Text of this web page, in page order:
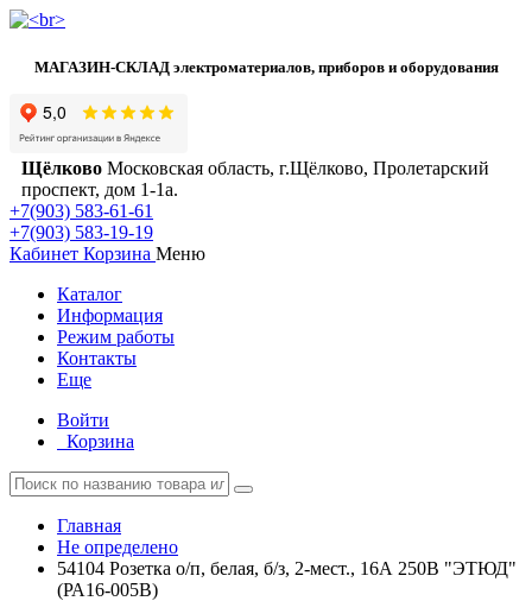
МАГАЗИН-СКЛАД электроматериалов, приборов и оборудования
Щёлково Московская область, г.Щёлково, Пролетарский
проспект, дом 1‑1а.
+7(903) 583-61-61
+7(903) 583-19-19
Кабинет Корзина Меню
Каталог
Информация
Режим работы
Контакты
Еще
Войти
Корзина
Главная
Не определено
54104 Розетка о/п, белая, б/з, 2-мест., 16А 250B "ЭТЮД"
(РА16-005В)